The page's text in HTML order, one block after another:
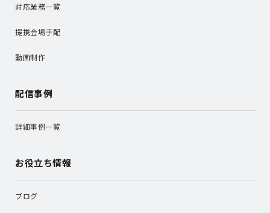
対応業務一覧
提携会場手配
動画制作
配信事例
詳細事例一覧
お役立ち情報
ブログ